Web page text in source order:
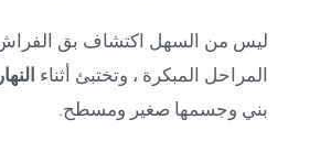
ليس من السهل اكتشاف بق الفراش
المراحل المبكرة ، وتختبئ أثناء
بني وجسمها صغير ومسطح.